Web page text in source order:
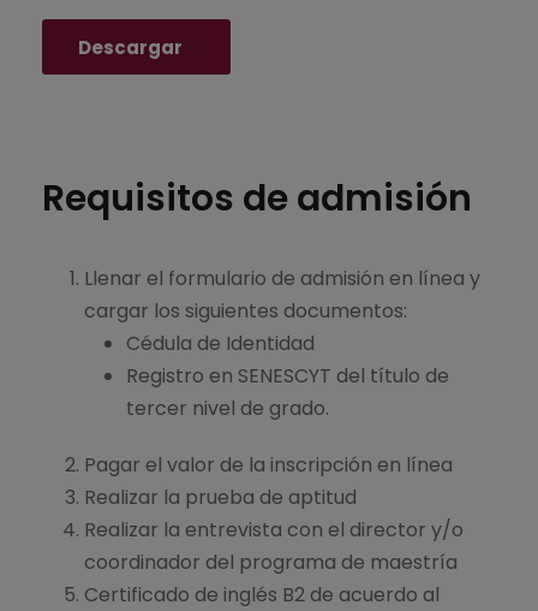
Descargar
Requisitos de admisión
Llenar el formulario de admisión en línea y
cargar los siguientes documentos:
Cédula de Identidad
Registro en SENESCYT del título de
tercer nivel de grado.
Pagar el valor de la inscripción en línea
Realizar la prueba de aptitud
Realizar la entrevista con el director y/o
coordinador del programa de maestría
Certificado de inglés B2 de acuerdo al